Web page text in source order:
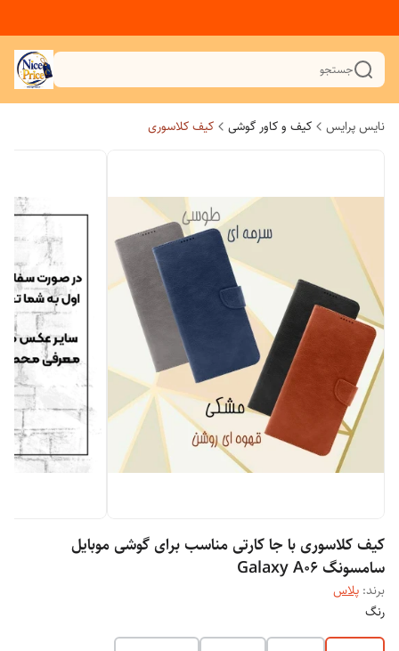
جستجو
نایس پرایس کیف و کاور گوشی کیف کلاسوری
کیف کلاسوری با جا کارتی مناسب برای گوشی موبایل
سامسونگ Galaxy A06
برند: پلاس
رنگ